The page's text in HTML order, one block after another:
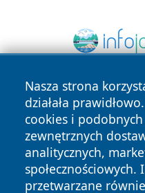
Nasza strona
działała
cookies i
zewnętrznych
analitycznych,
przetwarzane
Copyright © 2026
zastrzeżone.